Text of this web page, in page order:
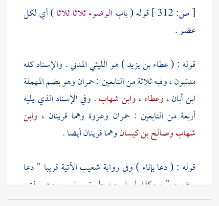
[ص: قوله ( باب الوضوء ثلاثا ثلاثا) أي لكل
عضو .
قوله : (عطاء بن يزيد) هو الليثي المدني . والإسناد كله
مدنيون ، وفيه ثلاثة من التابعين :حمران وهو بضم المهملة
ابن أبان،وعطاء ،وابن شهاب. وفي الإسناد الذي يليه
أربعة من التابعين : حمران وعروة وهما قرينان ، وابن
شهابوصالح بن كيسانوهما قرينان أيضا .
قوله : ( دعا بإناء ) وفي رواية شعيبالآتية قريبا " دعا
بوضوء " ، وكذا لمسلم من طريق يونس ، وهو بفتح
الواو اسم للماء المعد للوضوء وبالضم الذي هو الفعل ،